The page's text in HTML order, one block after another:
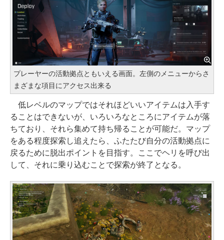
プレーヤーの活動拠点ともいえる画面。左側のメニューからさ
まざまな項目にアクセス出来る
低レベルのマップではそれほどいいアイテムは入手す
ることはできないが、いろいろなところにアイテムが落
ちており、それら集めて持ち帰ることが可能だ。マップ
をある程度探索し追えたら、ふたたび自分の活動拠点に
戻るために脱出ポイントを目指す。ここでヘリを呼び出
して、それに乗り込むことで探索が終了となる。